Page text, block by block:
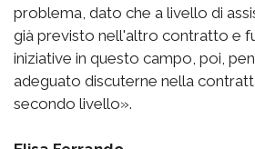
problema, dato che a livello di
già previsto nell'altro contratto e
iniziative in questo campo, poi,
adeguato discuterne nella
secondo livello».